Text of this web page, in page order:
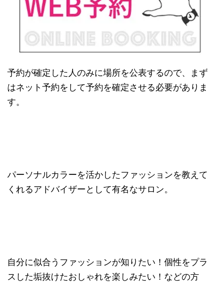
予約が確定した人のみに場所を公表するので、まず
はネット予約をして予約を確定させる必要がありま
す。
パーソナルカラーを活かしたファッションを教えて
くれるアドバイザーとして有名なサロン。
自分に似合うファッションが知りたい！個性をプラ
スした垢抜けたおしゃれを楽しみたい！などの方